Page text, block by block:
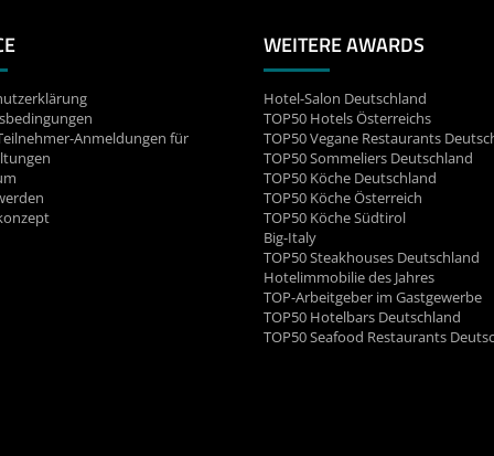
Anmeldungen für
WEITERE AWARDS
Hotel-Salon Deutschland
TOP50 Hotels Österreichs
TOP50 Vegane Restaurants
TOP50 Sommeliers Deutschland
TOP50 Köche Deutschland
TOP50 Köche Österreich
TOP50 Köche Südtirol
Big-Italy
TOP50 Steakhouses Deutschland
Hotelimmobilie des Jahres
TOP-Arbeitgeber im Gastgewerbe
TOP50 Hotelbars Deutschland
TOP50 Seafood Restaurants